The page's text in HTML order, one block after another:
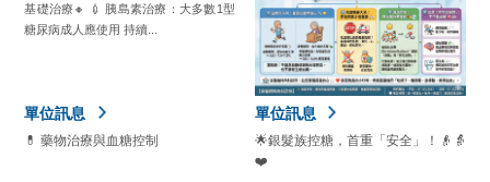
基礎治療🔸 💉 胰島素治療：大多數1型
糖尿病成人應使用 持續...
單位訊息
💊 藥物治療與血糖控制
單位訊息
🌟銀髮族控糖，首重「安全」！👴👵
❤️